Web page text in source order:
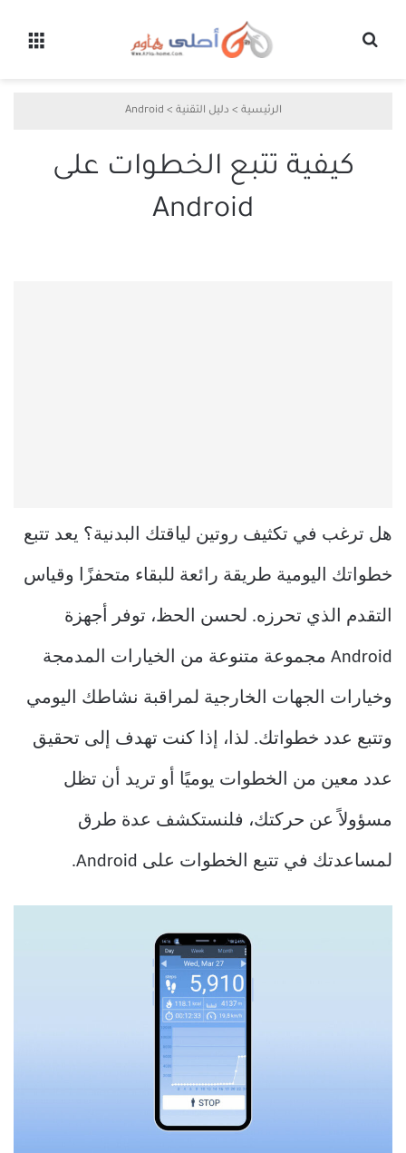
الرئيسية > دليل التقنية >
Android
كيفية تتبع الخطوات على
Android
هل ترغب في تكثيف روتين لياقتك البدنية؟ يعد تتبع
خطواتك اليومية طريقة رائعة للبقاء متحفزًا وقياس
التقدم الذي تحرزه. لحسن الحظ، توفر أجهزة
Android مجموعة متنوعة من الخيارات المدمجة
وخيارات الجهات الخارجية لمراقبة نشاطك اليومي
وتتبع عدد خطواتك. لذا، إذا كنت تهدف إلى تحقيق
عدد معين من الخطوات يوميًا أو تريد أن تظل
مسؤولاً عن حركتك، فلنستكشف عدة طرق
لمساعدتك في تتبع الخطوات على Android.